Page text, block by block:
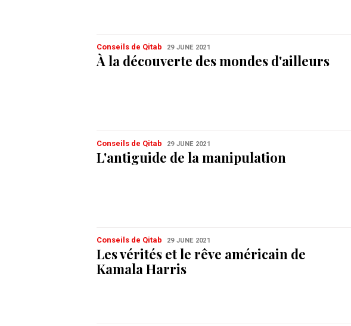
Conseils de Qitab 29 JUNE 2021
À la découverte des mondes d'ailleurs
Conseils de Qitab 29 JUNE 2021
L'antiguide de la manipulation
Conseils de Qitab 29 JUNE 2021
Les vérités et le rêve américain de
Kamala Harris